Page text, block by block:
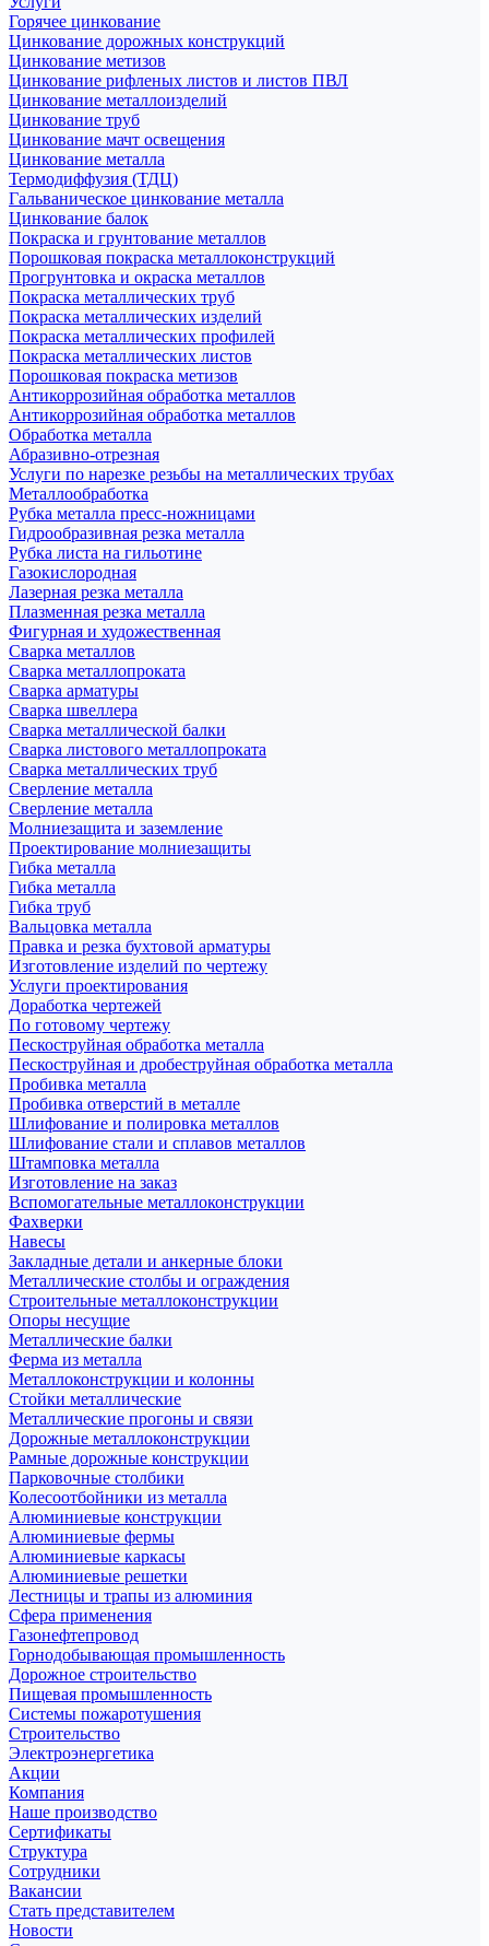
Горячее цинкование
Цинкование дорожных конструкций
Цинкование метизов
Цинкование рифленых листов и листов ПВЛ
Цинкование металлоизделий
Цинкование труб
Цинкование мачт освещения
Цинкование металла
Термодиффузия (ТДЦ)
Гальваническое цинкование металла
Цинкование балок
Покраска и грунтование металлов
Порошковая покраска металлоконструкций
Прогрунтовка и окраска металлов
Покраска металлических труб
Покраска металлических изделий
Покраска металлических профилей
Покраска металлических листов
Порошковая покраска метизов
Антикоррозийная обработка металлов
Антикоррозийная обработка металлов
Обработка металла
Абразивно-отрезная
Услуги по нарезке резьбы на металлических трубах
Металлообработка
Рубка металла пресс-ножницами
Гидрообразивная резка металла
Рубка листа на гильотине
Газокислородная
Лазерная резка металла
Плазменная резка металла
Фигурная и художественная
Сварка металлов
Сварка металлопроката
Сварка арматуры
Сварка швеллера
Сварка металлической балки
Сварка листового металлопроката
Сварка металлических труб
Сверление металла
Сверление металла
Молниезащита и заземление
Проектирование молниезащиты
Гибка металла
Гибка металла
Гибка труб
Вальцовка металла
Правка и резка бухтовой арматуры
Изготовление изделий по чертежу
Услуги проектирования
Доработка чертежей
По готовому чертежу
Пескоструйная обработка металла
Пескоструйная и дробеструйная обработка металла
Пробивка металла
Пробивка отверстий в металле
Шлифование и полировка металлов
Шлифование стали и сплавов металлов
Штамповка металла
Изготовление на заказ
Вспомогательные металлоконструкции
Фахверки
Навесы
Закладные детали и анкерные блоки
Металлические столбы и ограждения
Строительные металлоконструкции
Опоры несущие
Металлические балки
Ферма из металла
Металлоконструкции и колонны
Стойки металлические
Металлические прогоны и связи
Дорожные металлоконструкции
Рамные дорожные конструкции
Парковочные столбики
Колесоотбойники из металла
Алюминиевые конструкции
Алюминиевые фермы
Алюминиевые каркасы
Алюминиевые решетки
Лестницы и трапы из алюминия
Сфера применения
Газонефтепровод
Горнодобывающая промышленность
Дорожное строительство
Пищевая промышленность
Системы пожаротушения
Строительство
Электроэнергетика
Акции
Компания
Наше производство
Сертификаты
Структура
Сотрудники
Вакансии
Стать представителем
Новости